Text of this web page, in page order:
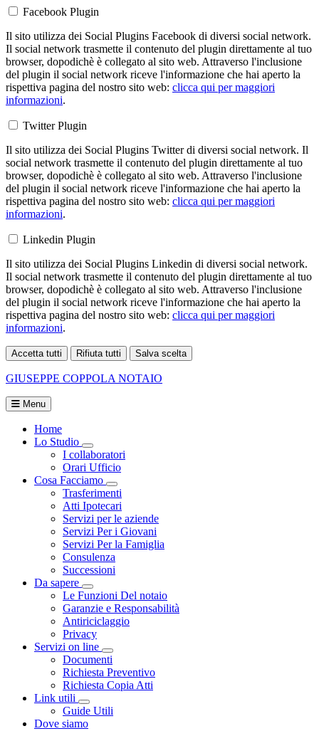
Facebook Plugin
Il sito utilizza dei Social Plugins Facebook di diversi social network.
Il social network trasmette il contenuto del plugin direttamente al tuo
browser, dopodichè è collegato al sito web. Attraverso l'inclusione
del plugin il social network riceve l'informazione che hai aperto la
rispettiva pagina del nostro sito web: clicca qui per maggiori
informazioni.
Twitter Plugin
Il sito utilizza dei Social Plugins Twitter di diversi social network. Il
social network trasmette il contenuto del plugin direttamente al tuo
browser, dopodichè è collegato al sito web. Attraverso l'inclusione
del plugin il social network riceve l'informazione che hai aperto la
rispettiva pagina del nostro sito web: clicca qui per maggiori
informazioni.
Linkedin Plugin
Il sito utilizza dei Social Plugins Linkedin di diversi social network.
Il social network trasmette il contenuto del plugin direttamente al tuo
browser, dopodichè è collegato al sito web. Attraverso l'inclusione
del plugin il social network riceve l'informazione che hai aperto la
rispettiva pagina del nostro sito web: clicca qui per maggiori
informazioni.
Accetta tutti Rifiuta tutti Salva scelta
GIUSEPPE COPPOLA NOTAIO
Menu
Home
Lo Studio
Visualizza menù di secondo livello
I collaboratori
Orari Ufficio
Cosa Facciamo
Visualizza menù di secondo livello
Trasferimenti
Atti Ipotecari
Servizi per le aziende
Servizi Per i Giovani
Servizi Per la Famiglia
Consulenza
Successioni
Da sapere
Visualizza menù di secondo livello
Le Funzioni Del notaio
Garanzie e Responsabilità
Antiriciclaggio
Privacy
Servizi on line
Visualizza menù di secondo livello
Documenti
Richiesta Preventivo
Richiesta Copia Atti
Link utili
Visualizza menù di secondo livello
Guide Utili
Dove siamo